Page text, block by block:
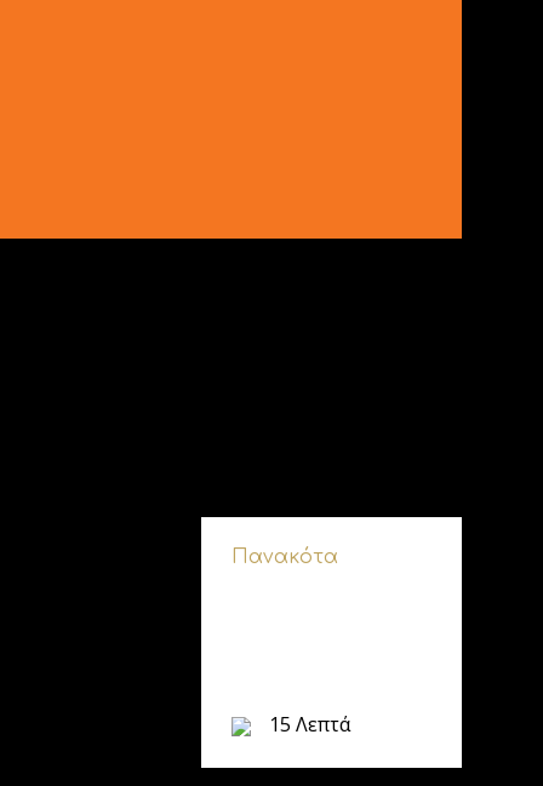
Πανακότα
15 Λεπτά